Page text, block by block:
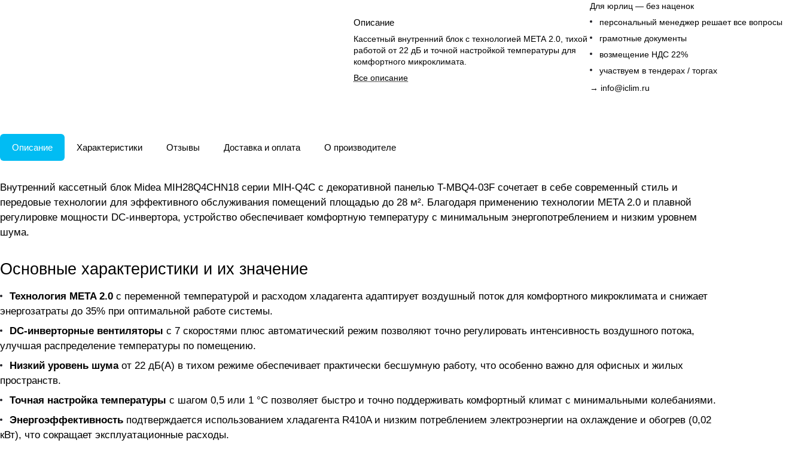
Описание
Кассетный внутренний блок с технологией META 2.0, тихой
работой от 22 дБ и точной настройкой температуры для
комфортного микроклимата.
Все описание
Для юрлиц — без наценок
персональный менеджер решает все вопросы
грамотные документы
возмещение НДС 22%
участвуем в тендерах / торгах
→ info@iclim.ru
Описание Характеристики Отзывы Доставка и оплата О производителе
Внутренний кассетный блок Midea MIH28Q4CHN18 серии MIH-Q4C с декоративной панелью T-MBQ4-03F сочетает в себе современный стиль и
передовые технологии для эффективного обслуживания помещений площадью до 28 м². Благодаря применению технологии META 2.0 и плавной
регулировке мощности DC-инвертора, устройство обеспечивает комфортную температуру с минимальным энергопотреблением и низким уровнем
шума.
Основные характеристики и их значение
Технология META 2.0 с переменной температурой и расходом хладагента адаптирует воздушный поток для комфортного микроклимата и снижает
энергозатраты до 35% при оптимальной работе системы.
DC-инверторные вентиляторы с 7 скоростями плюс автоматический режим позволяют точно регулировать интенсивность воздушного потока,
улучшая распределение температуры по помещению.
Низкий уровень шумаот 22 дБ(А) в тихом режиме обеспечивает практически бесшумную работу, что особенно важно для офисных и жилых
пространств.
Точная настройка температуры с шагом 0,5 или 1 °C позволяет быстро и точно поддерживать комфортный климат с минимальными колебаниями.
Энергоэффективность подтверждается использованием хладагента R410A и низким потреблением электроэнергии на охлаждение и обогрев (0,02
кВт), что сокращает эксплуатационные расходы.